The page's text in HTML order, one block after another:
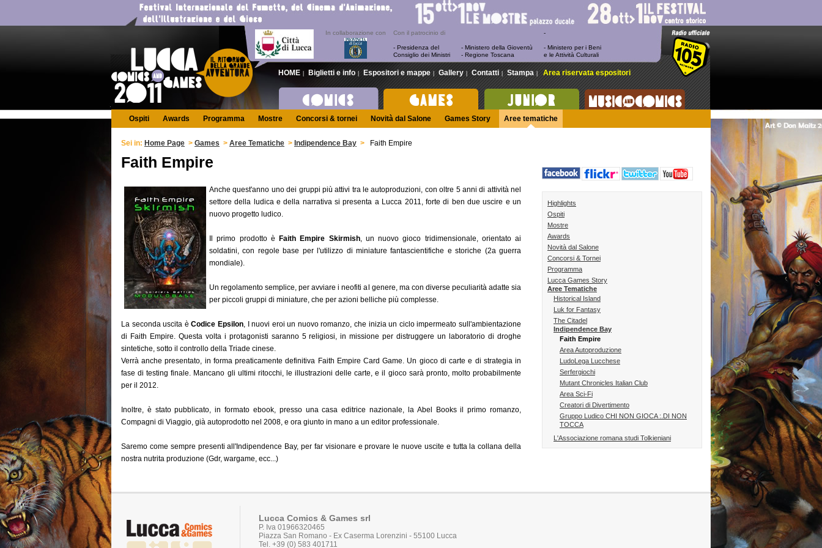
In collaborazione con Con il patrocinio di
- Presidenza del
Consiglio dei Ministri
- Ministero della Gioventù
- Regione Toscana
-
- Ministero per i Beni
e le Attività Culturali
HOME | Biglietti e info | Espositori e mappe | Gallery | Contatti | Stampa | Area riservata espositori
Ospiti Awards Programma Mostre Concorsi & tornei Novità dal Salone Games Story Aree tematiche
Highlights
Ospiti
Mostre
Awards
Novità dal Salone
Concorsi & Tornei
Programma
Lucca Games Story
Aree Tematiche
Historical Island
Luk for Fantasy
The Citadel
Indipendence Bay
Faith Empire
Area Autoproduzione
LudoLega Lucchese
Serfergiochi
Mutant Chronicles Italian Club
Area Sci-Fi
Creatori di Divertimento
Gruppo Ludico CHI NON GIOCA :.DI NON
TOCCA
L'Associazione romana studi Tolkieniani
Sei in: Home Page > Games > Aree Tematiche > Indipendence Bay > Faith Empire
Faith Empire
Anche quest'anno uno dei gruppi più attivi tra le autoproduzioni, con oltre 5 anni di attività nel
settore della ludica e della narrativa si presenta a Lucca 2011, forte di ben due uscire e un
nuovo progetto ludico.
Il primo prodotto è Faith Empire Skirmish, un nuovo gioco tridimensionale, orientato ai
soldatini, con regole base per l'utilizzo di miniature fantascientifiche e storiche (2a guerra
mondiale).
Un regolamento semplice, per avviare i neofiti al genere, ma con diverse peculiarità adatte sia
per piccoli gruppi di miniature, che per azioni belliche più complesse.
La seconda uscita èCodice Epsilon, I nuovi eroi un nuovo romanzo, che inizia un ciclo impermeato sull'ambientazione
di Faith Empire. Questa volta i protagonisti saranno 5 religiosi, in missione per distruggere un laboratorio di droghe
sintetiche, sotto il controllo della Triade cinese.
Verrà anche presentato, in forma preaticamente definitiva Faith Empire Card Game. Un gioco di carte e di strategia in
fase di testing finale. Mancano gli ultimi ritocchi, le illustrazioni delle carte, e il gioco sarà pronto, molto probabilmente
per il 2012.
Inoltre, è stato pubblicato, in formato ebook, presso una casa editrice nazionale, la Abel Books il primo romanzo,
Compagni di Viaggio, già autoprodotto nel 2008, e ora giunto in mano a un editor professionale.
Saremo come sempre presenti all'Indipendence Bay, per far visionare e provare le nuove uscite e tutta la collana della
nostra nutrita produzione (Gdr, wargame, ecc...)
Lucca Comics & Games srl
P. Iva 01966320465
Piazza San Romano - Ex Caserma Lorenzini - 55100 Lucca
Tel. +39 (0) 583 401711